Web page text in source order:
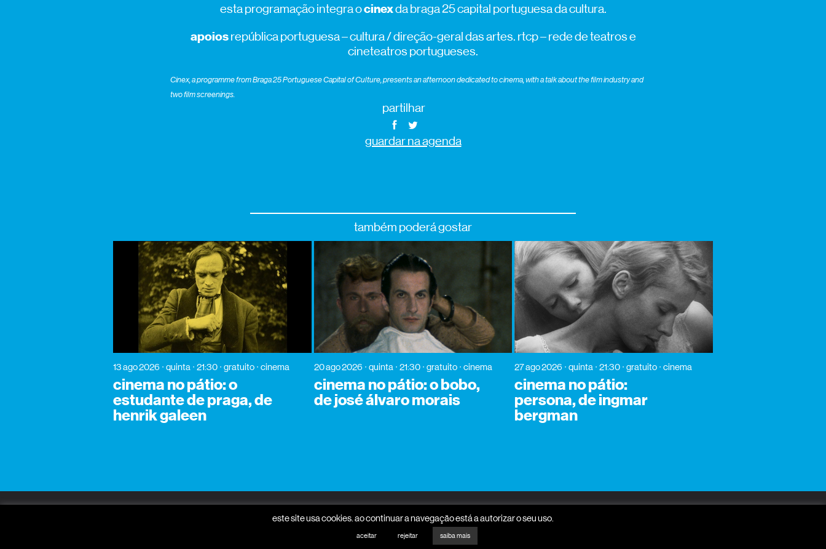
esta programação integra ocinexda braga 25 capital portuguesa da cultura.
apoiosrepública portuguesa – cultura / direção-geral das artes. rtcp – rede de teatros e
cineteatros portugueses.
Cinex, a programme from Braga 25 Portuguese Capital of Culture, presents an afternoon dedicated to cinema, with a talk about the film industry and
two film screenings.
partilhar
guardar na agenda
também poderá gostar
13 ago 2026 quinta 21:30 gratuito cinema
cinema no pátio: o
estudante de praga, de
henrik galeen
20 ago 2026 quinta 21:30 gratuito cinema
cinema no pátio: o bobo,
de josé álvaro morais
27 ago 2026 quinta 21:30 gratuito cinema
cinema no pátio:
persona, de ingmar
bergman
promotores
este site usa cookies. ao continuar a navegação está a autorizar o seu uso.
aceitar rejeitar saiba mais